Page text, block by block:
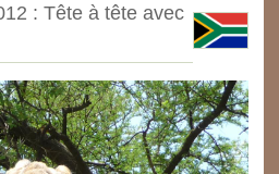
: Tête à tête avec